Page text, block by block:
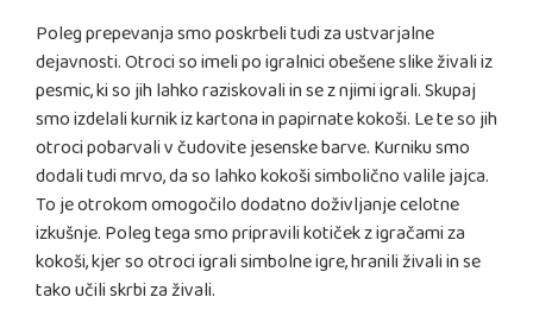
Poleg prepevanja smo poskrbeli tudi za ustvarjalne
dejavnosti. Otroci so imeli po igralnici obešene slike živali iz
pesmic, ki so jih lahko raziskovali in se z njimi igrali. Skupaj
smo izdelali kurnik iz kartona in papirnate kokoši. Le te so jih
otroci pobarvali v čudovite jesenske barve. Kurniku smo
dodali tudi mrvo, da so lahko kokoši simbolično valile jajca.
To je otrokom omogočilo dodatno doživljanje celotne
izkušnje. Poleg tega smo pripravili kotiček z igračami za
kokoši, kjer so otroci igrali simbolne igre, hranili živali in se
tako učili skrbi za živali.